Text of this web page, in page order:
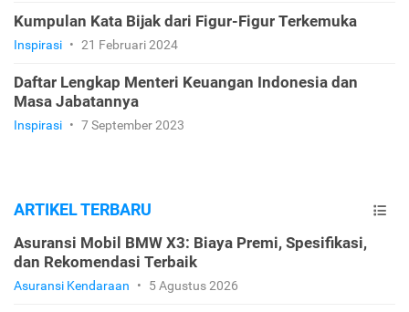
Kumpulan Kata Bijak dari Figur-Figur Terkemuka
Inspirasi • 21 Februari 2024
Daftar Lengkap Menteri Keuangan Indonesia dan
Masa Jabatannya
Inspirasi • 7 September 2023
ARTIKEL TERBARU
Asuransi Mobil BMW X3: Biaya Premi, Spesifikasi,
dan Rekomendasi Terbaik
Asuransi Kendaraan • 5 Agustus 2026